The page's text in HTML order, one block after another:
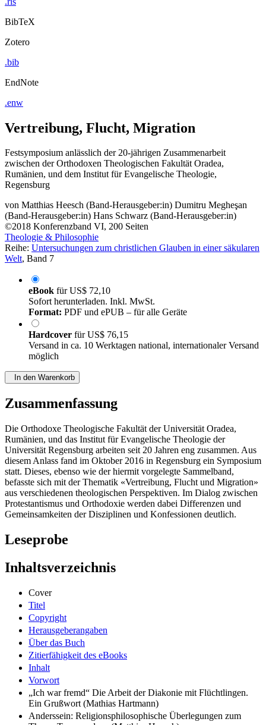
BibTeX
Zotero
.bib
EndNote
.enw
Vertreibung, Flucht, Migration
Festsymposium anlässlich der 20-jährigen Zusammenarbeit
zwischen der Orthodoxen Theologischen Fakultät Oradea,
Rumänien, und dem Institut für Evangelische Theologie,
Regensburg
von Matthias Heesch (Band-Herausgeber:in) Dumitru Megheşan
(Band-Herausgeber:in) Hans Schwarz (Band-Herausgeber:in)
©2018 Konferenzband VI, 200 Seiten
Theologie & Philosophie
Reihe: Untersuchungen zum christlichen Glauben in einer säkularen
Welt, Band 7
eBook fürUS$ 72,10
Sofort herunterladen. Inkl. MwSt.
Format: PDF und ePUB – für alle Geräte
Hardcover fürUS$ 76,15
Versand in ca. 10 Werktagen national, internationaler Versand
möglich
In den Warenkorb
Zusammenfassung
Die Orthodoxe Theologische Fakultät der Universität Oradea,
Rumänien, und das Institut für Evangelische Theologie der
Universität Regensburg arbeiten seit 20 Jahren eng zusammen. Aus
diesem Anlass fand im Oktober 2016 in Regensburg ein Symposium
statt. Dieses, ebenso wie der hiermit vorgelegte Sammelband,
befasste sich mit der Thematik «Vertreibung, Flucht und Migration»
aus verschiedenen theologischen Perspektiven. Im Dialog zwischen
Protestantismus und Orthodoxie werden dabei Differenzen und
Gemeinsamkeiten der Disziplinen und Konfessionen deutlich.
Leseprobe
Inhaltsverzeichnis
Cover
Titel
Copyright
Herausgeberangaben
Über das Buch
Zitierfähigkeit des eBooks
Inhalt
Vorwort
„Ich war fremd“ Die Arbeit der Diakonie mit Flüchtlingen.
Ein Grußwort (Mathias Hartmann)
Anderssein: Religionsphilosophische Überlegungen zum